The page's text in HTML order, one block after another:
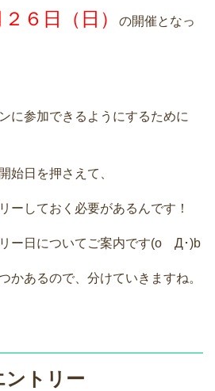
６日（日）
の開催となっ
に参加できるようにするために
始日を押さえて、
ーしておく必要があるんです！
ー日についてご案内です(oゝД･)b
かあるので、分けていきますね。
ントリー